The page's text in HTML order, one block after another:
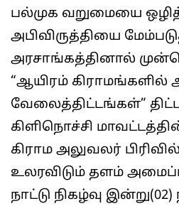
பல்முக வறுமையை
அபிவிருத்தியை
அரசாங்கத்தினால்
“ஆயிரம் கிராமங்களில்
வேலைத்திட்டங்கள்”
கிளிநொச்சி
கிராம அலுவலர்
உலரவிடும் தளம்
நாட்டு நிகழ்வு